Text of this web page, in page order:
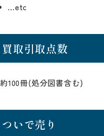
…etc
買取引取点数
約100冊(処分図書含む)
ついで売り